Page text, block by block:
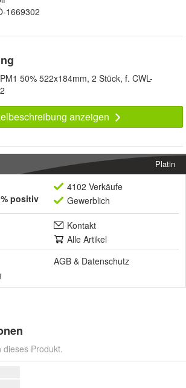
1669302
50% 522x184mm, 2 Stück, f. CWL-
anzeigen
Platin
positiv
4102 Verkäufe
Gewerblich
Kontakt
Alle Artikel
AGB & Datenschutz
dieses Produkt.